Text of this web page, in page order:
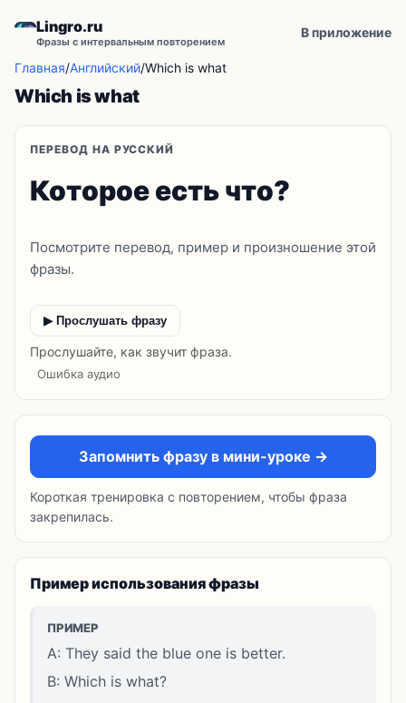
Lingro.ru
Фразы с интервальным повторением
В приложение
Главная/Английский/Which is what
Which is what
ПЕРЕВОД НА РУССКИЙ
Которое есть что?
Посмотрите перевод, пример и произношение этой
фразы.
▶ Прослушать фразу
Прослушайте, как звучит фраза.
Ошибка аудио
Запомнить фразу в мини-уроке →
Короткая тренировка с повторением, чтобы фраза
закрепилась.
Пример использования фразы
ПРИМЕР
A: They said the blue one is better.
B: Which is what?